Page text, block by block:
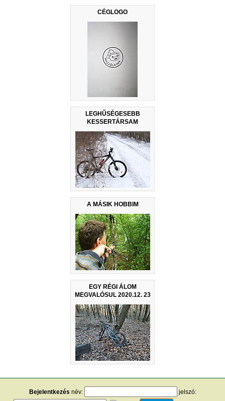
CÉGLOGO
LEGHŰSÉGESEBB
KESSERTÁRSAM
A MÁSIK HOBBIM
EGY RÉGI ÁLOM
MEGVALÓSUL 2020.12. 23
Bejelentkezés név: jelszó: